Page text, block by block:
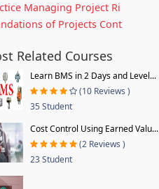
Managing Project Ri
of Projects Cont
Related Courses
Learn BMS in 2 Days and Level...
(10 Reviews )
35 Student
Cost Control Using Earned Valu...
(2 Reviews )
23 Student